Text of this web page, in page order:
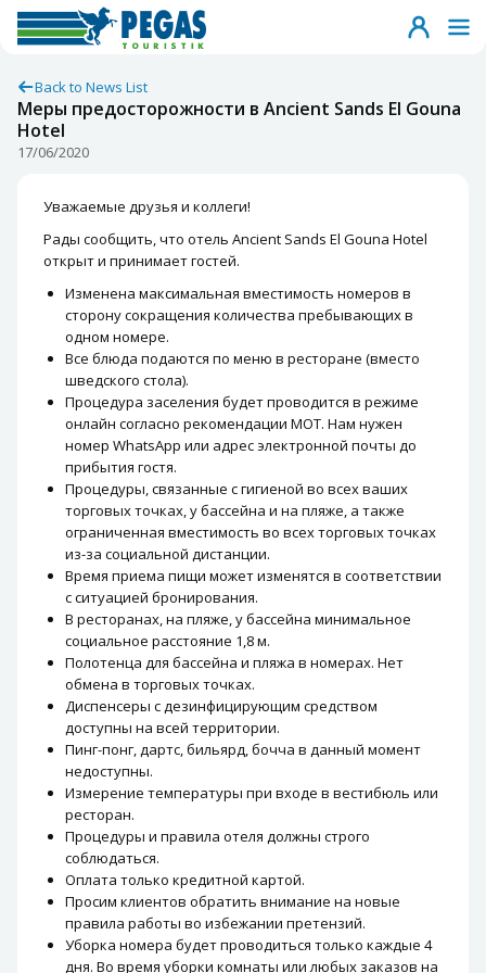
Back to News List
Меры предосторожности в Ancient Sands El Gouna
Hotel
17/06/2020
Уважаемые друзья и коллеги!
Рады сообщить, что отель Ancient Sands El Gouna Hotel
открыт и принимает гостей.
Изменена максимальная вместимость номеров в
сторону сокращения количества пребывающих в
одном номере.
Все блюда подаются по меню в ресторане (вместо
шведского стола).
Процедура заселения будет проводится в режиме
онлайн согласно рекомендации MOT. Нам нужен
номер WhatsApp или адрес электронной почты до
прибытия гостя.
Процедуры, связанные с гигиеной во всех ваших
торговых точках, у бассейна и на пляже, а также
ограниченная вместимость во всех торговых точках
из-за социальной дистанции.
Время приема пищи может изменятся в соответствии
с ситуацией бронирования.
В ресторанах, на пляже, у бассейна минимальное
социальное расстояние 1,8 м.
Полотенца для бассейна и пляжа в номерах. Нет
обмена в торговых точках.
Диспенсеры с дезинфицирующим средством
доступны на всей территории.
Пинг-понг, дартс, бильярд, бочча в данный момент
недоступны.
Измерение температуры при входе в вестибюль или
ресторан.
Процедуры и правила отеля должны строго
соблюдаться.
Оплата только кредитной картой.
Просим клиентов обратить внимание на новые
правила работы во избежании претензий.
Уборка номера будет проводиться только каждые 4
дня. Во время уборки комнаты или любых заказов на